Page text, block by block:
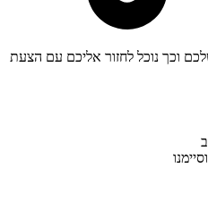
וכך נוכל לחזור אליכם עם הצעת